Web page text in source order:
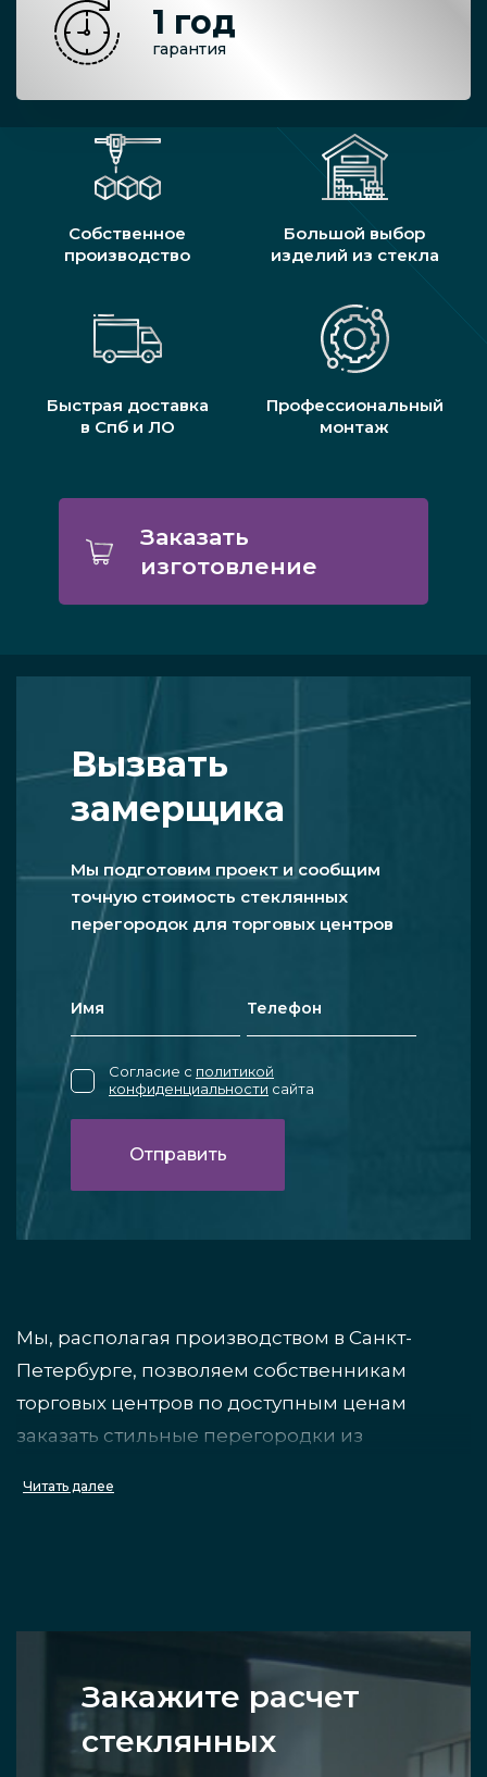
1 год
гарантия
Собственное
производство
Большой выбор
изделий из стекла
Быстрая доставка
в Спб и ЛО
Профессиональный
монтаж
Заказать
изготовление
Вызвать
замерщика
Мы подготовим проект и сообщим
точную стоимость стеклянных
перегородок для торговых центров
Согласие с политикой
конфиденциальности сайта
Читать далее
Мы, располагая производством в Санкт-
Петербурге, позволяем собственникам
торговых центров по доступным ценам
заказать стильные перегородки из
торговых центрах, где очень важна хорошая
видимость отделов, магазинов и павильонов.
Одновременно налагаются высокие
Закажите расчет
стеклянных